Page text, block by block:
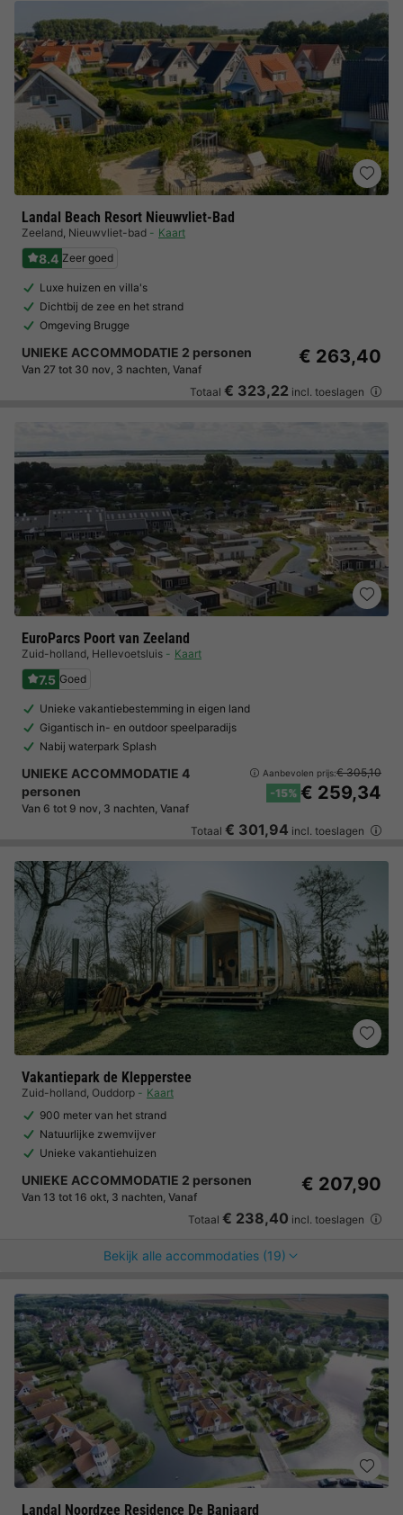
Landal Beach Resort Nieuwvliet-Bad
Zeeland, Nieuwvliet-bad Kaart
8.4 Zeer goed
Luxe huizen en villa's
Dichtbij de zee en het strand
Omgeving Brugge
UNIEKE ACCOMMODATIE 2 personen
Van 27 tot 30 nov, 3 nachten, Vanaf
€ 263,40
Totaal € 323,22 incl. toeslagen
EuroParcs Poort van Zeeland
Zuid-holland, Hellevoetsluis Kaart
7.5 Goed
Unieke vakantiebestemming in eigen land
Gigantisch in- en outdoor speelparadijs
Nabij waterpark Splash
UNIEKE ACCOMMODATIE 4
personen
Van 6 tot 9 nov, 3 nachten, Vanaf
Aanbevolen prijs:€ 305,10
-15% € 259,34
Totaal € 301,94 incl. toeslagen
Vakantiepark de Klepperstee
Zuid-holland, Ouddorp
Kaart
900 meter van het strand
Natuurlijke zwemvijver
Unieke vakantiehuizen
UNIEKE ACCOMMODATIE 2 personen
Van 13 tot 16 okt, 3 nachten, Vanaf
€ 207,90
Totaal € 238,40 incl. toeslagen
Bekijk alle accommodaties (19)
Landal Noordzee Residence De Banjaard